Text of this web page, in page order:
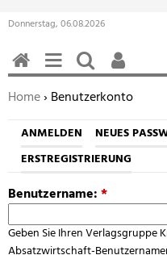
Donnerstag, 06.08.2026
Sie befinden sich hier:
Home› Benutzerkonto
ANMELDEN
NEUES
ERSTREGISTRIERUNG
Benutzername:*
Geben Sie Ihren Verlagsgruppe
Absatzwirtschaft-
HOMEMENÜSUCHEN